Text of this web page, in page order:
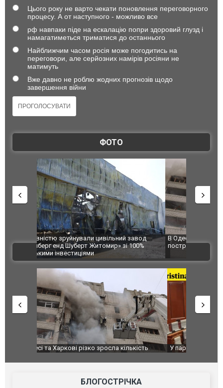
Цього року не варто чекати поновлення переговорного
процесу. А от наступного - можливо все
рф навпаки піде на ескалацію попри здоровий глузд і
намагатиметься триматися до останнього
Найближчим часом росія може погодитись на
переговори, але серйозних намірів росіяни не
матимуть
Вже давно не роблю жодних прогнозів щодо
завершення війни
ФОТО
В Одесі та Харкові різко зросла кількість
постраждалих від обстрілу РФ
Ворог
двоє
після
ВІДЕО
У парламенті Косово прем'єра закидали яйцями
Приїхав
до
зіркового
БЛОГОСТРІЧКА